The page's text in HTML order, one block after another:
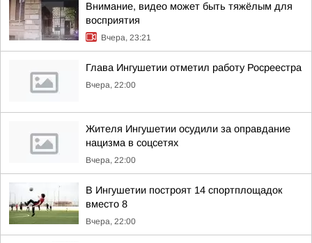
Внимание, видео может быть тяжёлым для
восприятия
Вчера, 23:21
Глава Ингушетии отметил работу Росреестра
Вчера, 22:00
Жителя Ингушетии осудили за оправдание
нацизма в соцсетях
Вчера, 22:00
В Ингушетии построят 14 спортплощадок
вместо 8
Вчера, 22:00